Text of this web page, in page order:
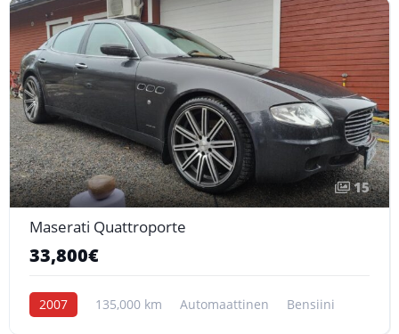
15
Maserati Quattroporte
33,800€
2007 135,000 km Automaattinen Bensiini